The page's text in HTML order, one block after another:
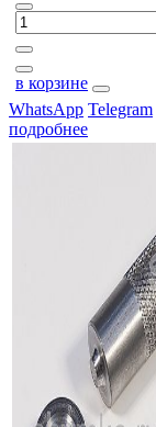
в корзине
WhatsApp Telegram
подробнее